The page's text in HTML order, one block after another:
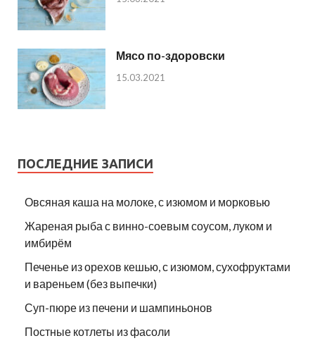
Мясо по-здоровски
15.03.2021
ПОСЛЕДНИЕ ЗАПИСИ
Овсяная каша на молоке, с изюмом и морковью
Жареная рыба с винно-соевым соусом, луком и
имбирём
Печенье из орехов кешью, с изюмом, сухофруктами
и вареньем (без выпечки)
Суп-пюре из печени и шампиньонов
Постные котлеты из фасоли